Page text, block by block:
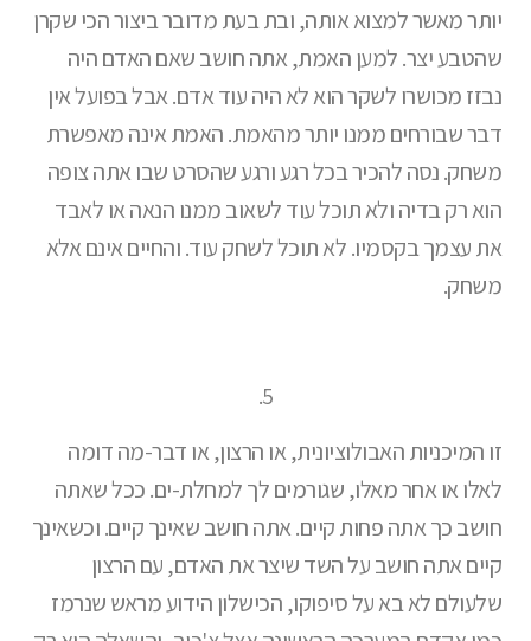
יותר מאשר למצוא אותה, ובת בעת מדובר ביצור הכי שקרן
שהטבע יצר. למען האמת, אתה חושב שאם האדם היה
נבזז מכושרו לשקר הוא לא היה עוד אדם. אבל בפועל אין
דבר שבורחים ממנו יותר מהאמת. האמת אינה מאפשרת
משחק. נסה להכיר בכל רגע ורגע שהסרט שבו אתה צופה
הוא רק בדיה ולא תוכל עוד לשאוב ממנו הנאה או לאבד
את עצמך בקסמיו. לא תוכל לשחק עוד. והחיים אינם אלא
משחק.
5.
זו המיכניות האבולוציונית, או הרצון, או דבר-מה דומה
לאלו או אחר מאלו, שגורמים לך למחלת-ים. ככל שאתה
חושב כך אתה פחות קיים. אתה חושב שאינך קיים. וכשאינך
קיים אתה חושב על השד שיצר את האדם, עם הרצון
שלעולם לא בא על סיפוקו, הכישלון הידוע מראש שנרמז